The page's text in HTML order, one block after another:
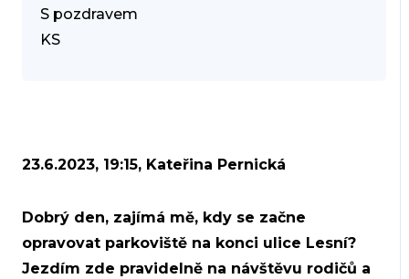
S pozdravem
KS
23.6.2023, 19:15, Kateřina Pernická
Dobrý den, zajímá mě, kdy se začne
opravovat parkoviště na konci ulice Lesní?
Jezdím zde pravidelně na návštěvu rodičů a